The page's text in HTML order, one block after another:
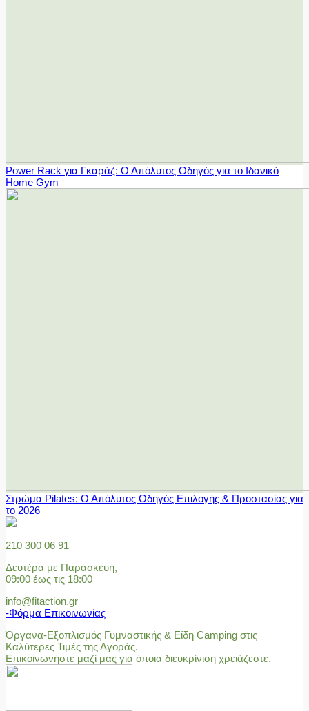
Power Rack για Γκαράζ: Ο Απόλυτος Οδηγός για το Ιδανικό
Home Gym
Στρώμα Pilates: Ο Απόλυτος Οδηγός Επιλογής & Προστασίας για
το 2026
210 300 06 91
Δευτέρα με Παρασκευή,
09:00 έως τις 18:00
info@fitaction.gr
-Φόρμα Επικοινωνίας
Όργανα-Εξοπλισμός Γυμναστικής & Είδη Camping στις
Καλύτερες Τιμές της Αγοράς.
Επικοινωνήστε μαζί μας για όποια διευκρίνιση χρειάζεστε.